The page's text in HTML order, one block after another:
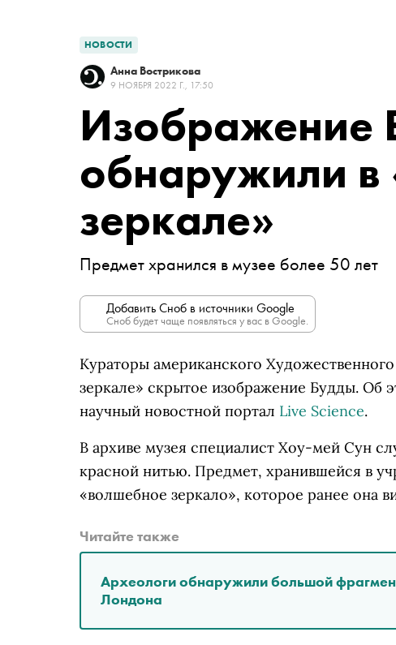
НОВОСТИ
Анна Вострикова
9 НОЯБРЯ 2022 Г., 17:50
Изображение
обнаружили
зеркале»
Предмет хранился в музее более 50 лет
Добавить Сноб в источники Google
Сноб будет чаще появляться у вас в Google.
Кураторы американского
зеркале» скрытое изображение Будды. Об
научный новостной портал Live Science.
В архиве музея специалист Хоу-мей Сун
красной нитью. Предмет, хранившейся в
«волшебное зеркало», которое ранее она
Читайте также
Археологи обнаружили большой
Лондона